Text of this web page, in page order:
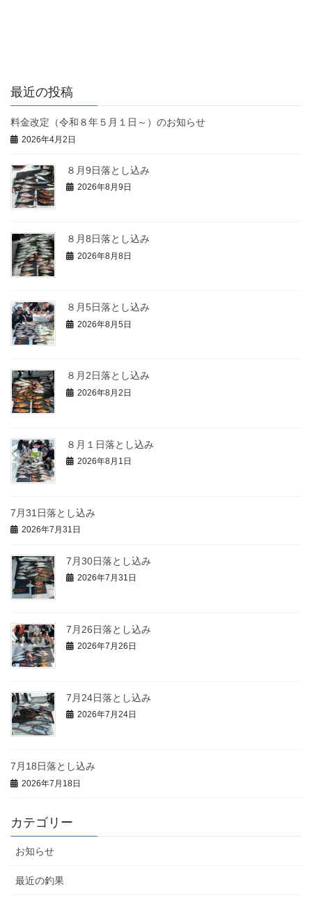
最近の投稿
料金改定（令和８年５月１日～）のお知らせ
2026年4月2日
８月9日落とし込み
2026年8月9日
８月8日落とし込み
2026年8月8日
８月5日落とし込み
2026年8月5日
８月2日落とし込み
2026年8月2日
８月１日落とし込み
2026年8月1日
7月31日落とし込み
2026年7月31日
7月30日落とし込み
2026年7月31日
7月26日落とし込み
2026年7月26日
7月24日落とし込み
2026年7月24日
7月18日落とし込み
2026年7月18日
カテゴリー
お知らせ
最近の釣果